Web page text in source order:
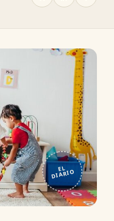
EL
DIARIO